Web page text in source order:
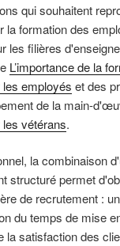
qui souhaitent
la formation des
les filières
L’importance de la
employés et des
de la main-
vétérans.
la combinaison
structuré permet
de recrutement :
du temps de mise
la satisfaction des